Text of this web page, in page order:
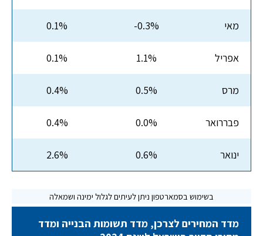
מאי -0.3%
0.1%
אפריל 1.1%
0.1%
מרס 0.5%
0.4%
פבררואר 0.0%
0.4%
ינואר 0.6%
2.6%
מדד המחירים לצרכן, מדד תשומות הבנייה ומדד